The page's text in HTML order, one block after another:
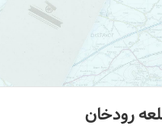
رودخان